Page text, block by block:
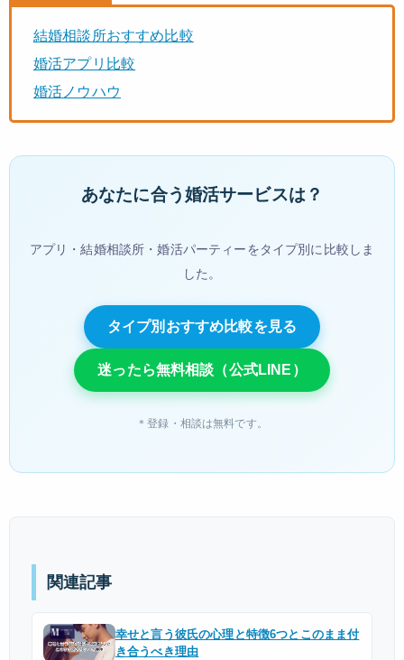
結婚相談所おすすめ比較
婚活アプリ比較
婚活ノウハウ
あなたに合う婚活サービスは？
アプリ・結婚相談所・婚活パーティーをタイプ別に比較しま
した。
タイプ別おすすめ比較を見る
迷ったら無料相談（公式LINE）
＊登録・相談は無料です。
関連記事
幸せと言う彼氏の心理と特徴6つとこのまま付
き合うべき理由